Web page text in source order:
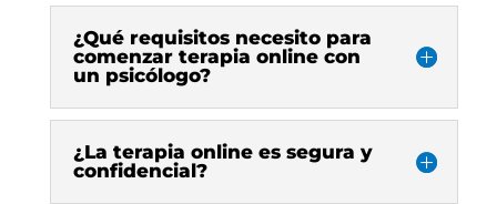
¿Qué requisitos necesito para
comenzar terapia online con
un psicólogo?
¿La terapia online es segura y
confidencial?